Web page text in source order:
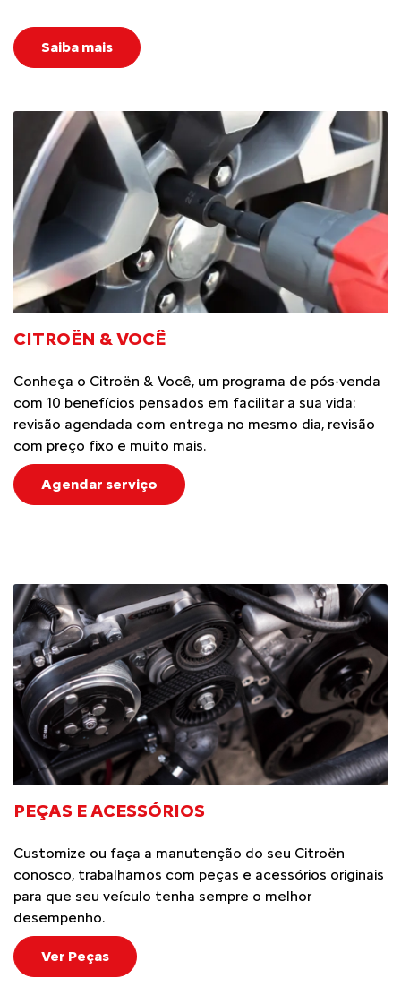
Saiba mais
CITROËN & VOCÊ
Conheça o Citroën & Você, um programa de pós-venda
com 10 benefícios pensados em facilitar a sua vida:
revisão agendada com entrega no mesmo dia, revisão
com preço fixo e muito mais.
Agendar serviço
PEÇAS E ACESSÓRIOS
Customize ou faça a manutenção do seu Citroën
conosco, trabalhamos com peças e acessórios originais
para que seu veículo tenha sempre o melhor
desempenho.
Ver Peças